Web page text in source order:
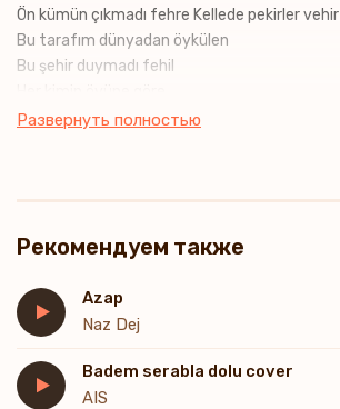
Ön kümün çıkmadı fehre Kellede pekirler vehir
Bu tarafım dünyadan öykülen
Bu şehir duymadı fehil
Üç gözüm benim Yalnız sayılıdır çarxını telek
Dalım dalım dalım
Развернуть полностью
Рекомендуем также
Azap
Naz Dej
Badem serabla dolu cover
AIS